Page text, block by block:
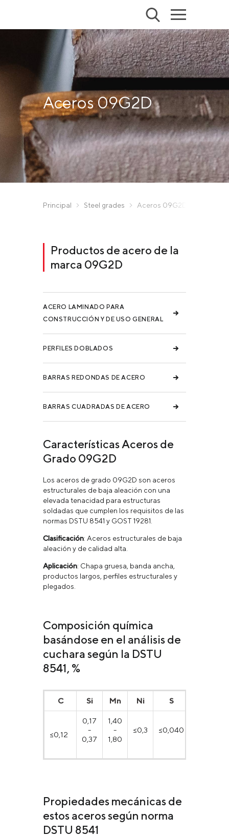
Aceros 09G2D
Principal Steel grades Aceros 09G2D
Productos de acero de la
marca 09G2D
ACERO LAMINADO PARA
CONSTRUCCIÓN Y DE USO GENERAL
PERFILES DOBLADOS
BARRAS REDONDAS DE ACERO
BARRAS CUADRADAS DE ACERO
Características Aceros de
Grado 09G2D
Los aceros de grado 09G2D son aceros
estructurales de baja aleación con una
elevada tenacidad para estructuras
soldadas que cumplen los requisitos de las
normas DSTU 8541 y GOST 19281.
Clasificación: Aceros estructurales de baja
aleación y de calidad alta.
Aplicación: Chapa gruesa, banda ancha,
productos largos, perfiles estructurales y
plegados.
Composición química
basándose en el análisis de
cuchara según la DSTU
8541, %
С Si Mn Ni S
≤0,12
0,17
-
0,37
1,40
-
1,80
≤0,3 ≤0,040
Propiedades mecánicas de
estos aceros según norma
DSTU 8541